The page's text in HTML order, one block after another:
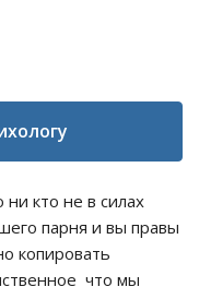
кто не в силах
парня и вы правы
копировать
что мы